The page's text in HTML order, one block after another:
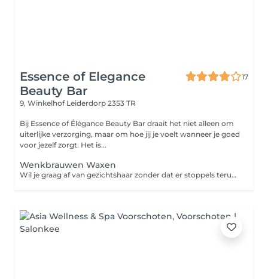
Essence of Elegance
Beauty Bar
17
9, Winkelhof Leiderdorp 2353 TR
Bij Essence of Élégance Beauty Bar draait het niet alleen om
uiterlijke verzorging, maar om hoe jij je voelt wanneer je goed
voor jezelf zorgt. Het is...
Wenkbrauwen Waxen
Wil je graag af van gezichtshaar zonder dat er stoppels teruggroeien? Dan is harsen de oplossing. Harsen is een ontharingsmethode die de haar met wortel en al verwijdert. Een groot voordeel van harsen ten opzichte van scheren is dat de haren langer wegblijven en zachter teruggroeien. Zo geniet je langer van een zijdezachte huid!